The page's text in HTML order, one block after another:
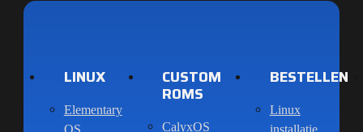
LINUX
Elementary
CUSTOM
ROMS
CalyxOS
BESTELLEN
Linux